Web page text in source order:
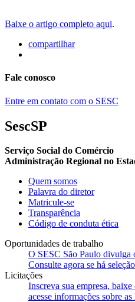
Baixe o artigo completo aqui.
compartilhar
Fale conosco
Entre em contato com o SESC
SescSP
Serviço Social do Comércio
Administração Regional no
Quem somos
Palavra do diretor
Matricule-se
Transparência
Código de conduta ética
Oportunidades de trabalho
O SESC São Paulo divulga
Consulte agora se há
Licitações
Inscreva sua empresa,
acesse informações sobre